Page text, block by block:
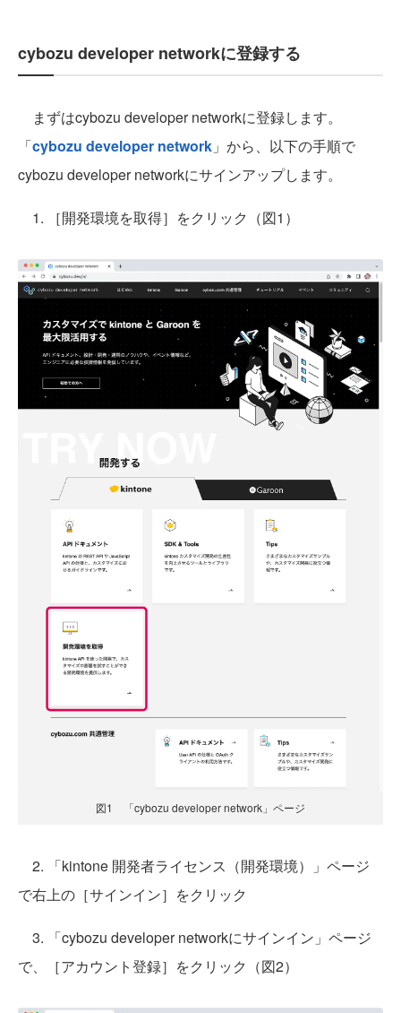
cybozu developer networkに登録する
まずはcybozu developer networkに登録します。
「cybozu developer network 」から、以下の手順で
cybozu developer networkにサインアップします。
1. ［開発環境を取得］をクリック（図1）
図1 「cybozu developer network」ページ
2. 「kintone 開発者ライセンス（開発環境）」ページ
で右上の［サインイン］をクリック
3. 「cybozu developer networkにサインイン」ページ
で、［アカウント登録］をクリック（図2）